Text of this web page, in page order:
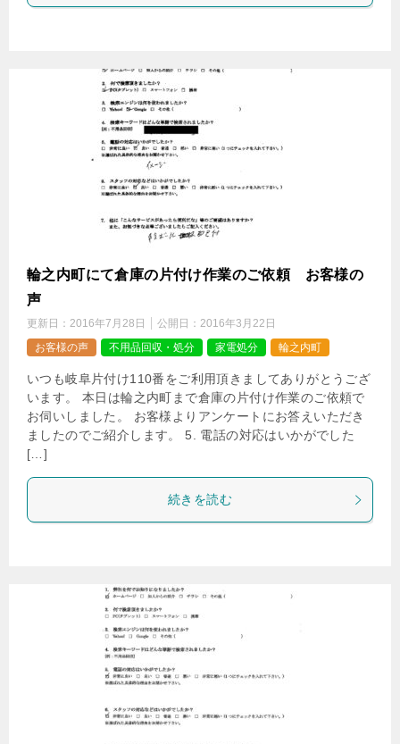
輪之内町にて倉庫の片付け作業のご依頼 お客様の
声
更新日： 2016年7月28日 公開日： 2016年3月22日
お客様の声
不用品回収・処分 家電処分 輪之内町
いつも岐阜片付け110番をご利用頂きましてありがとうござ
います。 本日は輪之内町まで倉庫の片付け作業のご依頼で
お伺いしました。 お客様よりアンケートにお答えいただき
ましたのでご紹介します。 5. 電話の対応はいかがでした
[…]
続きを読む